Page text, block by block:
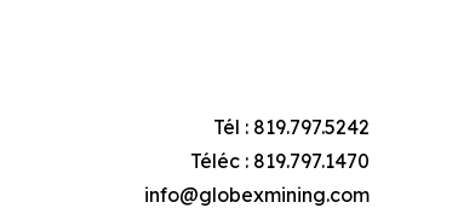
Tél : 819.797.5242
Téléc : 819.797.1470
info@globexmining.com